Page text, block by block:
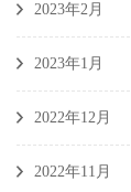
2023年2月
2023年1月
2022年12月
2022年11月